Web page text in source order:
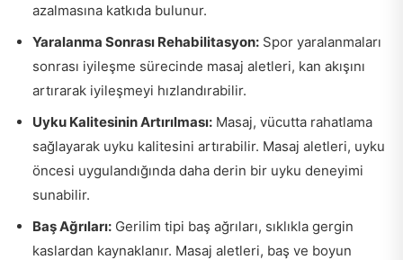
azalmasına katkıda bulunur.
Yaralanma Sonrası Rehabilitasyon: Spor yaralanmaları
sonrası iyileşme sürecinde masaj aletleri, kan akışını
artırarak iyileşmeyi hızlandırabilir.
Uyku Kalitesinin Artırılması: Masaj, vücutta rahatlama
sağlayarak uyku kalitesini artırabilir. Masaj aletleri, uyku
öncesi uygulandığında daha derin bir uyku deneyimi
sunabilir.
Baş Ağrıları: Gerilim tipi baş ağrıları, sıklıkla gergin
kaslardan kaynaklanır. Masaj aletleri, baş ve boyun